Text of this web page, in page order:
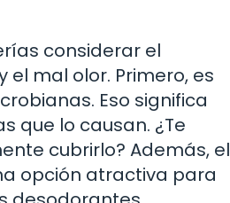
considerar el
mal olor. Primero, es
Eso significa
que lo causan. ¿Te
cubrirlo? Además, el
opción atractiva para